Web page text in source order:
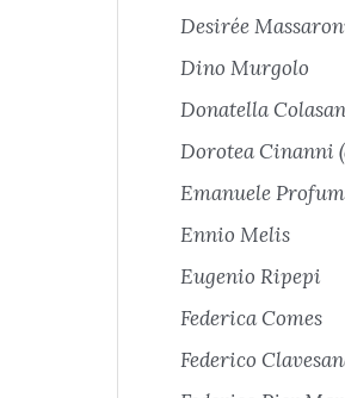
Desirée
Dino Murgolo
Donatella
Dorotea Cinanni
Emanuele
Ennio Melis
Eugenio Ripepi
Federica Comes
Federico